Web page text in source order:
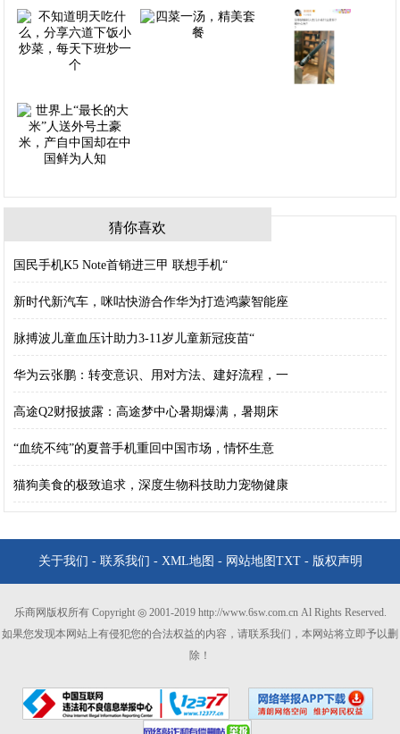
猜你喜欢
国民手机K5 Note首销进三甲 联想手机“
新时代新汽车，咪咕快游合作华为打造鸿蒙智能座
脉搏波儿童血压计助力3-11岁儿童新冠疫苗“
华为云张鹏：转变意识、用对方法、建好流程，一
高途Q2财报披露：高途梦中心暑期爆满，暑期床
“血统不纯”的夏普手机重回中国市场，情怀生意
猫狗美食的极致追求，深度生物科技助力宠物健康
关于我们 - 联系我们 - XML地图 - 网站地图 TXT- 版权声明
乐商网版权所有 Copyright ◎ 2001-2019 http://www.6sw.com.cn Al Rights Reserved.
如果您发现本网站上有侵犯您的合法权益的内容，请联系我们，本网站将立即予以删
除！